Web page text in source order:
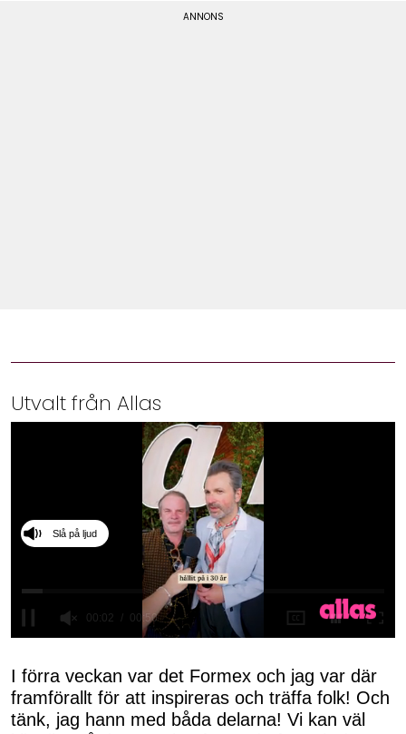
Utvalt från Allas
of
50
seconds
Slå på ljud
I förra veckan var det Formex och jag var där
framförallt för att inspireras och träffa folk! Och
tänk, jag hann med båda delarna! Vi kan väl